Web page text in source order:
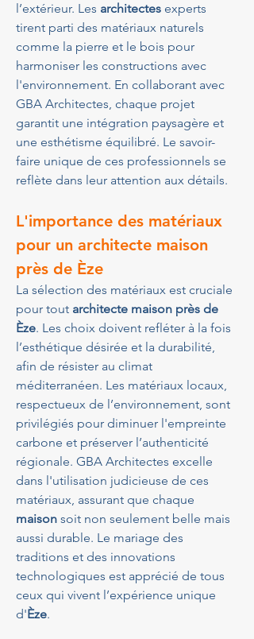
l’extérieur. Les architectes experts
tirent parti des matériaux naturels
comme la pierre et le bois pour
harmoniser les constructions avec
l'environnement. En collaborant avec
GBA Architectes, chaque projet
garantit une intégration paysagère et
une esthétisme équilibré. Le savoir-
faire unique de ces professionnels se
reflète dans leur attention aux détails.
L'importance des matériaux
pour un architecte maison
près de Èze
La sélection des matériaux est cruciale
pour tout architecte maison près de
Èze. Les choix doivent refléter à la fois
l’esthétique désirée et la durabilité,
afin de résister au climat
méditerranéen. Les matériaux locaux,
respectueux de l’environnement, sont
privilégiés pour diminuer l'empreinte
carbone et préserver l’authenticité
régionale. GBA Architectes excelle
dans l'utilisation judicieuse de ces
matériaux, assurant que chaque
maison soit non seulement belle mais
aussi durable. Le mariage des
traditions et des innovations
technologiques est apprécié de tous
ceux qui vivent l’expérience unique
d'Èze.